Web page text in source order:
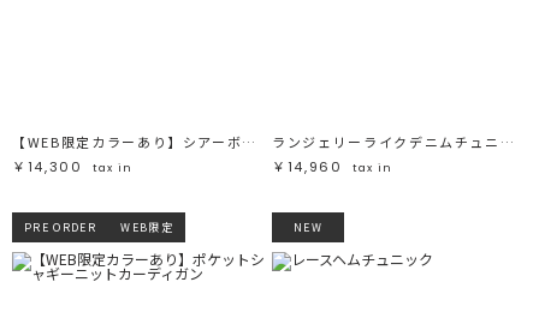
【WEB限定カラーあり】シアーボーダーカーデプルオーバー
￥14,300
tax in
ランジェリーライクデニムチュニック
￥14,960
tax in
PRE ORDER WEB限定 NEW